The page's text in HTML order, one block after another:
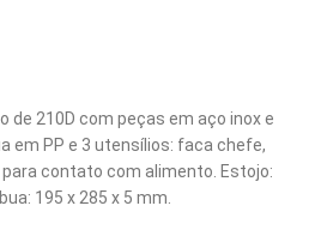
de 210D com peças em aço inox e
em PP e 3 utensílios: faca chefe,
contato com alimento. Estojo:
195 x 285 x 5 mm.